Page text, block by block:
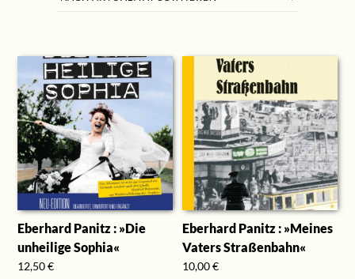
Eberhard Panitz : »Die
unheilige Sophia«
12,50€
Eberhard Panitz : »Meines
Vaters Straßenbahn«
10,00€